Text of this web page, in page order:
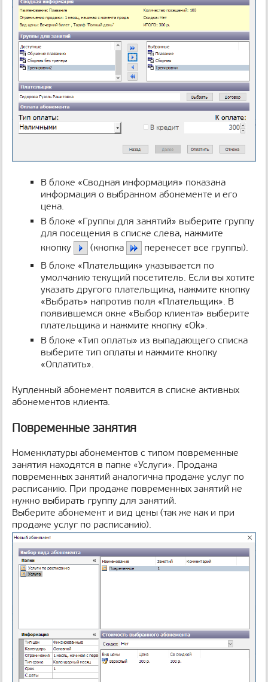
В блоке «Сводная информация» показана
информация о выбранном абонементе и его
цена.
В блоке «Группы для занятий» выберите группу
для посещения в списке слева, нажмите
кнопку
(кнопка
перенесет все группы).
В блоке «Плательщик» указывается по
умолчанию текущий посетитель. Если вы хотите
указать другого плательщика, нажмите кнопку
«Выбрать» напротив поля «Плательщик». В
появившемся окне «Выбор клиента» выберите
плательщика и нажмите кнопку «Ok».
В блоке «Тип оплаты» из выпадающего списка
выберите тип оплаты и нажмите кнопку
«Оплатить».
Купленный абонемент появится в списке активных
абонементов клиента.
Повременные занятия
Номенклатуры абонементов с типом повременные
занятия находятся в папке «Услуги». Продажа
повременных занятий аналогична продаже услуг по
расписанию. При продаже повременных занятий не
нужно выбирать группу для занятий.
Выберите абонемент и вид цены (так же как и при
продаже услуг по расписанию).